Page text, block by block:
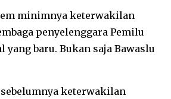
minimnya keterwakilan
penyelenggara Pemilu
yang baru. Bukan saja Bawaslu
keterwakilan